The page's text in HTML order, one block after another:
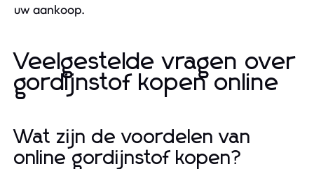
uw aankoop.
Veelgestelde vragen over
gordijnstof kopen online
Wat zijn de voordelen van
online gordijnstof kopen?